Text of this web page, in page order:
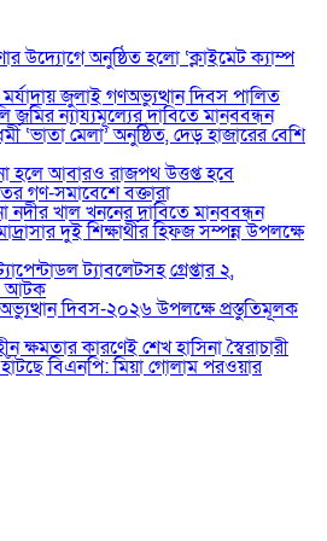
উদ্যোগে অনুষ্ঠিত হলো ‘ক্লাইমেট ক্যাম্প
জুলাই গণঅভ্যুত্থান দিবস পালিত
ন্যায্যমূল্যের দাবিতে মানববন্ধন
‘ভাতা মেলা’ অনুষ্ঠিত, দেড় হাজারের বেশি
হলে আবারও রাজপথ উত্তপ্ত হবে
গণ-সমাবেশে বক্তারা
নদীর খাল খননের দাবিতে মানববন্ধন
দুই শিক্ষার্থীর হিফজ সম্পন্ন উপলক্ষে
ট্যাবলেটসহ গ্রেপ্তার ২,
আটক
দিবস-২০২৬ উপলক্ষে প্রস্তুতিমূলক
ক্ষমতার কারণেই শেখ হাসিনা স্বৈরাচারী
বিএনপি: মিয়া গোলাম পরওয়ার